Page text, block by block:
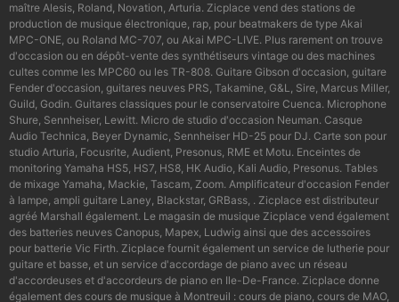
maître Alesis, Roland, Novation, Arturia. Zicplace vend des stations de
production de musique électronique, rap, pour beatmakers de type Akai
MPC-ONE, ou Roland MC-707, ou Akai MPC-LIVE. Plus rarement on trouve
d'occasion ou en dépôt-vente des synthétiseurs vintage ou des machines
cultes comme les MPC60 ou les TR-808. Guitare Gibson d'occasion, guitare
Fender d'occasion, guitares neuves PRS, Takamine, G&L, Sire, Marcus Miller,
Guild, Godin. Guitares classiques pour le conservatoire Cuenca. Microphone
Shure, Sennheiser, Lewitt. Micro de studio d'occasion Neuman. Casque
Audio Technica, Beyer Dynamic, Sennheiser HD-25 pour DJ. Carte son pour
studio Arturia, Focusrite, Audient, Presonus, RME et Motu. Enceintes de
monitoring Yamaha HS5, HS7, HS8, HK Audio, Kali Audio, Presonus. Tables
de mixage Yamaha, Mackie, Tascam, Zoom. Amplificateur d'occasion Fender
à lampe, ampli guitare Laney, Blackstar, GRBass, . Zicplace est distributeur
agréé Marshall également. Le magasin de musique Zicplace vend également
des batteries neuves Canopus, Mapex, Ludwig ainsi que des accessoires
pour batterie Vic Firth. Zicplace fournit également un service de lutherie pour
guitare et basse, et un service d'accordage de piano avec un réseau
d'accordeuses et d'accordeurs de piano en Ile-De-France. Zicplace donne
également des cours de musique à Montreuil : cours de piano, cours de MAO,